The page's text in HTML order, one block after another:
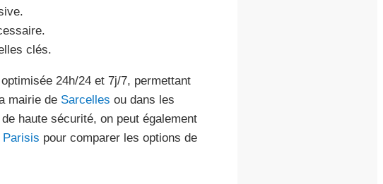
clés.
24h/24 et 7j/7, permettant
mairie de Sarcelles ou dans les
haute sécurité, on peut également
Parisis pour comparer les options de